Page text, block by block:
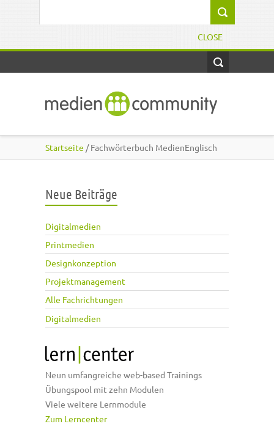
CLOSE
Startseite / Fachwörterbuch MedienEnglisch
Neue Beiträge
Digitalmedien
Printmedien
Designkonzeption
Projektmanagement
Alle Fachrichtungen
Digitalmedien
Neun umfangreiche web-based Trainings
Übungspool mit zehn Modulen
Viele weitere Lernmodule
Zum Lerncenter